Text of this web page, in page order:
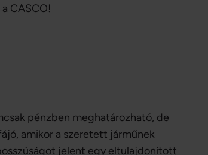
CASCO!
pénzben meghatározható, de
amikor a szeretett járműnek
jelent egy eltulajdonított